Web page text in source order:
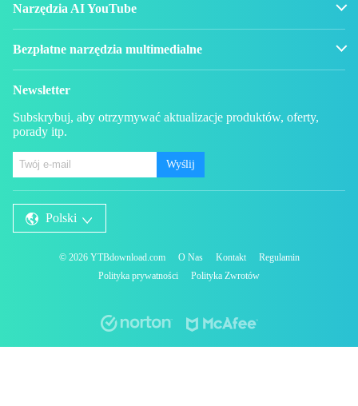
Narzędzia AI YouTube
Bezpłatne narzędzia multimedialne
Newsletter
Subskrybuj, aby otrzymywać aktualizacje produktów, oferty,
porady itp.
Wyślij
Polski
© 2026YTBdownload.com O Nas Kontakt
Regulamin
Polityka prywatności
Polityka Zwrotów